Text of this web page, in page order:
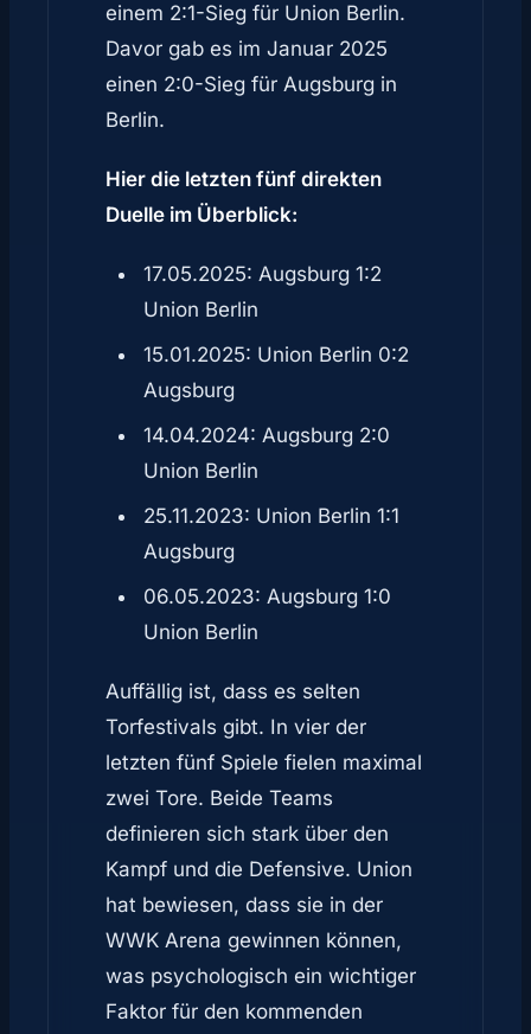
einem 2:1-Sieg für Union Berlin.
Davor gab es im Januar 2025
einen 2:0-Sieg für Augsburg in
Berlin.
Hier die letzten fünf direkten
Duelle im Überblick:
17.05.2025: Augsburg 1:2
Union Berlin
15.01.2025: Union Berlin 0:2
Augsburg
14.04.2024: Augsburg 2:0
Union Berlin
25.11.2023: Union Berlin 1:1
Augsburg
06.05.2023: Augsburg 1:0
Union Berlin
Auffällig ist, dass es selten
Torfestivals gibt. In vier der
letzten fünf Spiele fielen maximal
zwei Tore. Beide Teams
definieren sich stark über den
Kampf und die Defensive. Union
hat bewiesen, dass sie in der
WWK Arena gewinnen können,
was psychologisch ein wichtiger
Faktor für den kommenden